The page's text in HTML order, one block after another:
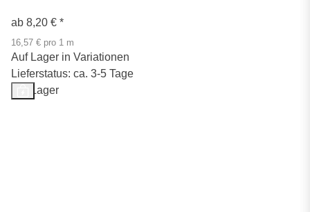
ab 8,20 € *
16,57 € pro 1 m
Auf Lager in Variationen
Lieferstatus: ca. 3-5 Tage
Auf Lager